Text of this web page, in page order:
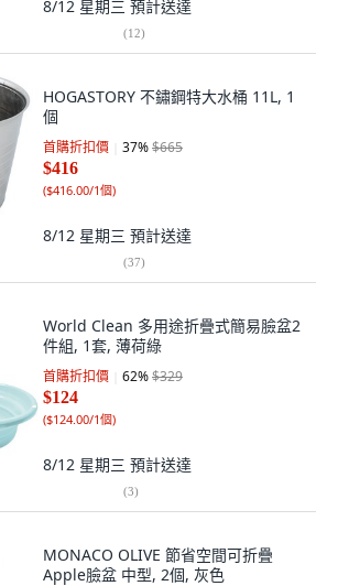
8/12 星期三 預計送達
(12)
HOGASTORY 不鏽鋼特大水桶 11L, 1
個
首購折扣價 37%$665
$416
($416.00/1個)
8/12 星期三 預計送達
(37)
World Clean 多用途折疊式簡易臉盆2
件組, 1套, 薄荷綠
首購折扣價 62%$329
$124
($124.00/1個)
8/12 星期三 預計送達
(3)
MONACO OLIVE 節省空間可折疊
Apple臉盆 中型, 2個, 灰色